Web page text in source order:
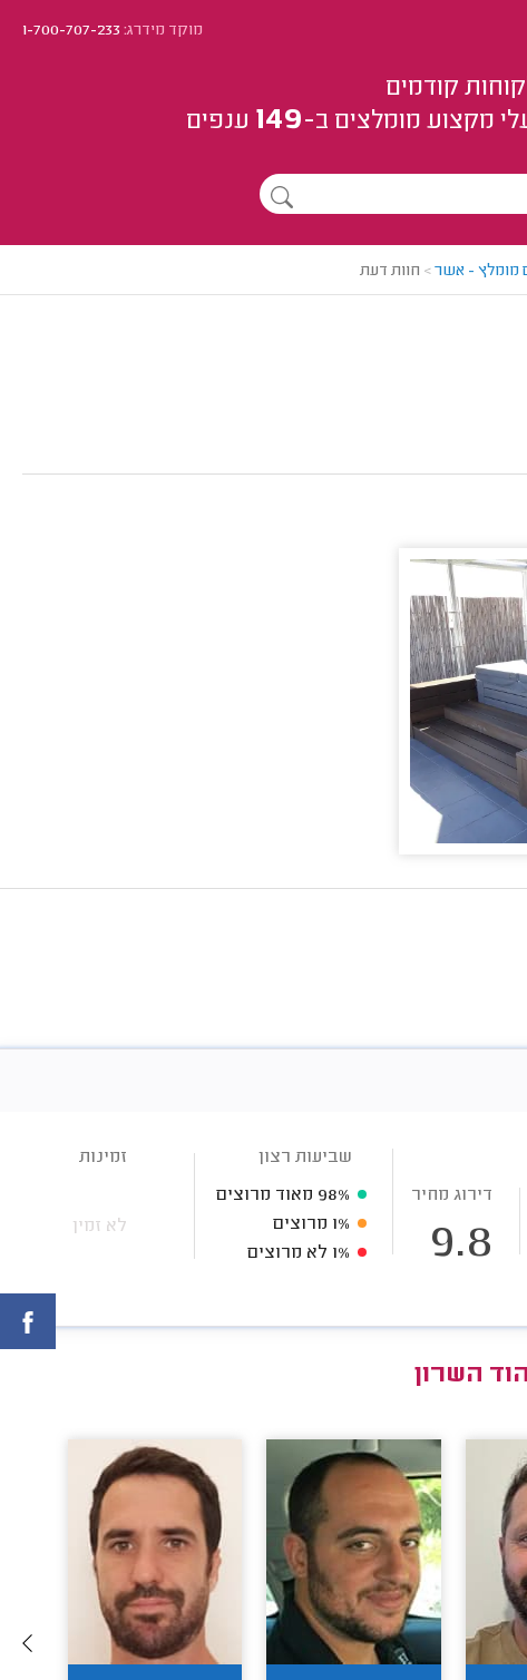
מוקד מידרג:1-700-707-233
קודמים
מקצוע מומלצים ב-149 ענפים
מומלץ - אשר> חוות דעת
דירוג מחיר
9.8
שביעות רצון
98% מאוד מרוצים
1% מרוצים
1% לא מרוצים
זמינות
לא זמין
השרון